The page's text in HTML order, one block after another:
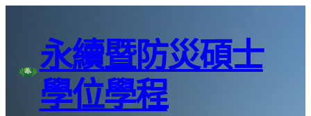
永續暨防災碩士
學位學程